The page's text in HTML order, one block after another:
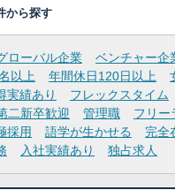
から探す
ローバル企業 ベンチャー企
以上
年間休日120日以上
実績あり
フレックスタイム
二新卒歓迎 管理職
フリー
採用
語学が生かせる
完全
入社実績あり 独占求人